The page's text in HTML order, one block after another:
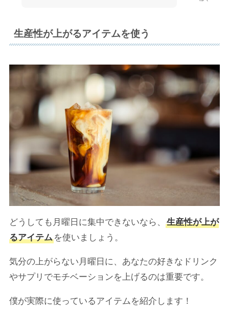
生産性が上がるアイテムを使う
どうしても月曜日に集中できないなら、
生産性が上が
るアイテムを使いましょう。
気分の上がらない月曜日に、あなたの好きなドリンク
やサプリでモチベーションを上げるのは重要です。
僕が実際に使っているアイテムを紹介します！